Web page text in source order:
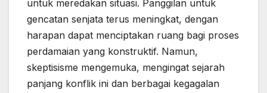
untuk meredakan situasi. Panggilan untuk
gencatan senjata terus meningkat, dengan
harapan dapat menciptakan ruang bagi proses
perdamaian yang konstruktif. Namun,
skeptisisme mengemuka, mengingat sejarah
panjang konflik ini dan berbagai kegagalan